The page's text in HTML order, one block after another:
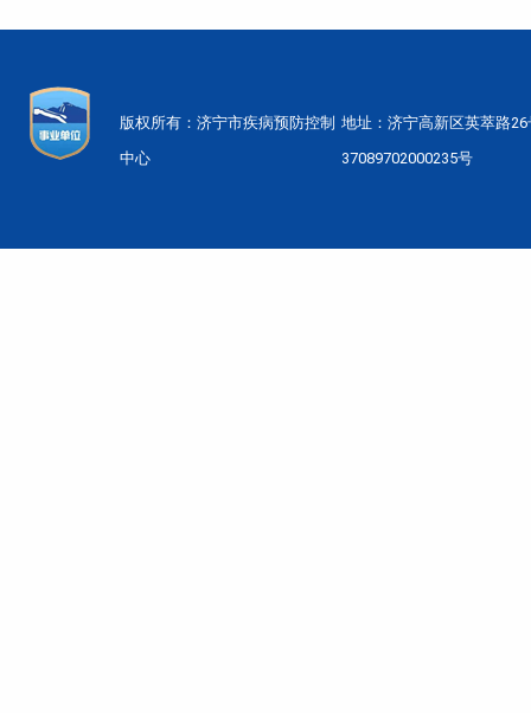
版权所有：济宁市疾病预防控制
中心
地址：济宁高新区英萃路
37089702000235号